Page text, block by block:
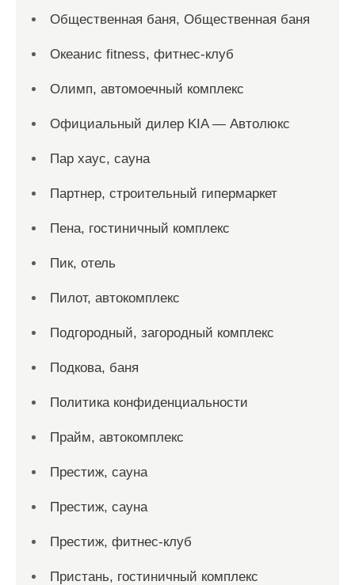
Общественная баня, Общественная баня
Океанис fitness, фитнес-клуб
Олимп, автомоечный комплекс
Официальный дилер KIA — Автолюкс
Пар хаус, сауна
Партнер, строительный гипермаркет
Пена, гостиничный комплекс
Пик, отель
Пилот, автокомплекс
Подгородный, загородный комплекс
Подкова, баня
Политика конфиденциальности
Прайм, автокомплекс
Престиж, сауна
Престиж, сауна
Престиж, фитнес-клуб
Пристань, гостиничный комплекс